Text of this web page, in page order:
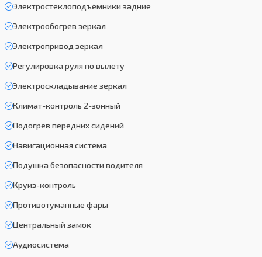
Электростеклоподъёмники задние
Электрообогрев зеркал
Электропривод зеркал
Регулировка руля по вылету
Электроскладывание зеркал
Климат-контроль 2-зонный
Подогрев передних сидений
Навигационная система
Подушка безопасности водителя
Круиз-контроль
Противотуманные фары
Центральный замок
Аудиосистема